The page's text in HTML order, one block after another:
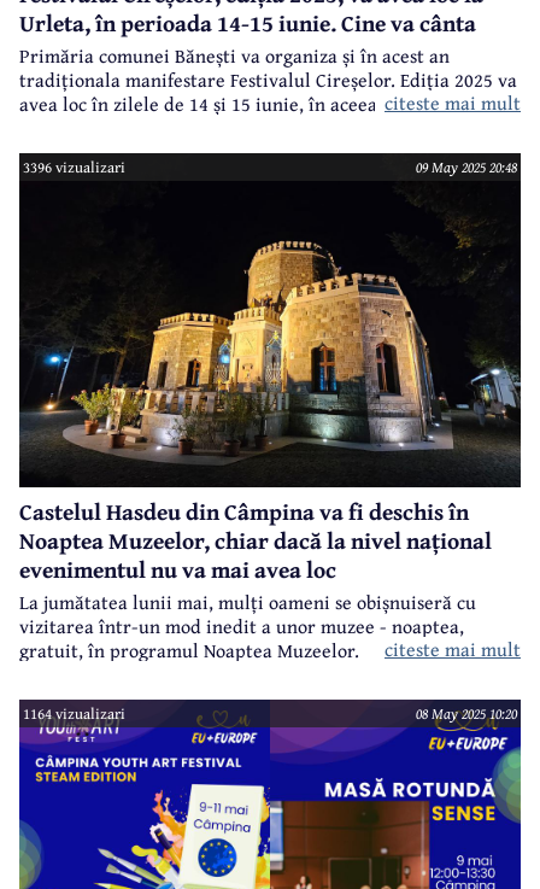
Urleta, în perioada 14-15 iunie. Cine va cânta
Primăria comunei Bănești va organiza și în acest an
tradiționala manifestare Festivalul Cireșelor. Ediția 2025 va
avea loc în zilele de 14 și 15 iunie, în aceeași locație din
citeste mai mult
3396 vizualizari 09 May 2025 20:48
Castelul Hasdeu din Câmpina va fi deschis în
Noaptea Muzeelor, chiar dacă la nivel național
evenimentul nu va mai avea loc
La jumătatea lunii mai, mulți oameni se obișnuiseră cu
vizitarea într-un mod inedit a unor muzee - noaptea,
gratuit, în programul Noaptea Muzeelor.
citeste mai mult
1164 vizualizari 08 May 2025 10:20